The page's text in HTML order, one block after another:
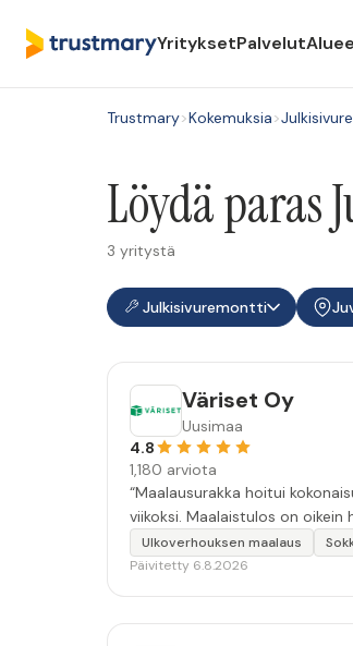
YrityksetPalvelut
Trustmary>Kokemuksia>
Löydä paras
3 yritystä
Julkisivuremontti
Väriset Oy
Uusimaa
4.8
1,180 arviota
“Maalausurakka hoitui
viikoksi. Maalaistulos on
Ulkoverhouksen maalaus
Päivitetty 6.8.2026